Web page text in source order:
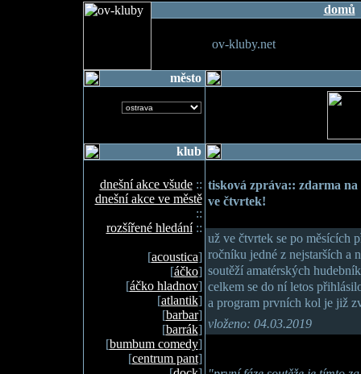
domů
ov-kluby.net
město
klub
dnešní akce všude::
dnešní akce ve městě
::
rozšířené hledání::
[acoustica]
[áčko]
[áčko hladnov]
[atlantik]
[barbar]
[barrák]
[bumbum comedy]
[centrum pant]
tisková zpráva:: zdarma
ve čtvrtek!
už ve čtvrtek se po měsících
ročníku jedné z nejstarších a
soutěží amatérských
celkem se do ní letos
a program prvních kol je již
vloženo: 04.03.2019